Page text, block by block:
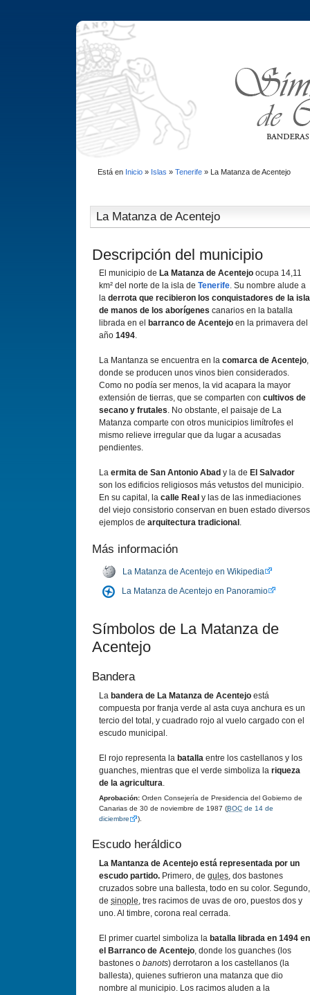
Está en Inicio» Islas » Tenerife» La Matanza de Acentejo
La Matanza de Acentejo
Descripción del municipio
El municipio de La Matanza de Acentejo ocupa 14,11
km² del norte de la isla de Tenerife. Su nombre alude a
la derrota que recibieron los conquistadores de la isla
de manos de los aborígenes canarios en la batalla
librada en el
barranco de Acentejo en la primavera del
año 1494.
La Mantanza se encuentra en la comarca de Acentejo,
donde se producen unos vinos bien considerados.
Como no podía ser menos, la vid acapara la mayor
extensión de tierras, que se comparten con cultivos de
secano y frutales. No obstante, el paisaje de La
Matanza comparte con otros municipios limítrofes el
mismo relieve irregular que da lugar a acusadas
pendientes.
La ermita de San Antonio Abad y la de El Salvador
son los edificios religiosos más vetustos del municipio.
En su capital, la calle Real y las de las inmediaciones
del viejo consistorio conservan en buen estado diversos
ejemplos de arquitectura tradicional .
Más información
La Matanza de Acentejo en Wikipedia
La Matanza de Acentejo en Panoramio
Símbolos de La Matanza de
Acentejo
Bandera
La bandera de La Matanza de Acentejo está
compuesta por franja verde al asta cuya anchura es un
tercio del total, y cuadrado rojo al vuelo cargado con el
escudo municipal.
El rojo representa la batalla entre los castellanos y los
guanches, mientras que el verde simboliza la riqueza
de la agricultura.
Aprobación: Orden Consejería de Presidencia del Gobierno de
Canarias de 30 de noviembre de 1987 (BOC de 14 de
diciembre
).
Escudo heráldico
La Mantanza de Acentejo está representada por un
escudo partido. Primero, de gules, dos bastones
cruzados sobre una ballesta, todo en su color. Segundo,
de sinople, tres racimos de uvas de oro, puestos dos y
uno. Al timbre, corona real cerrada.
El primer cuartel simboliza la batalla librada en 1494 en
el Barranco de Acentejo, donde los guanches (los
bastones o banots) derrotaron a los castellanos (la
ballesta), quienes sufrieron una matanza que dio
nombre al municipio. Los racimos aluden a la